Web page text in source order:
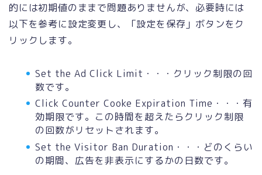
的には初期値のままで問題ありませんが、必要時には
以下を参考に設定変更し、「設定を保存」ボタンをク
リックします。
Set the Ad Click Limit・・・クリック制限の回
数です。
Click Counter Cooke Expiration Time・・・有
効期限です。この時間を超えたらクリック制限
の回数がリセットされます。
Set the Visitor Ban Duration・・・どのくらい
の期間、広告を非表示にするかの日数です。